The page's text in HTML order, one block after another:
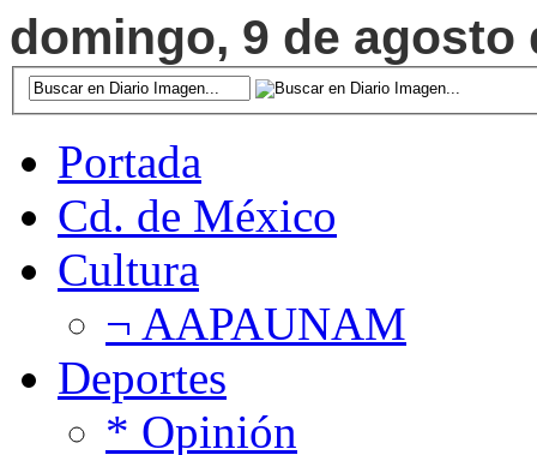
domingo, 9 de agosto
Portada
Cd. de México
Cultura
¬ AAPAUNAM
Deportes
* Opinión